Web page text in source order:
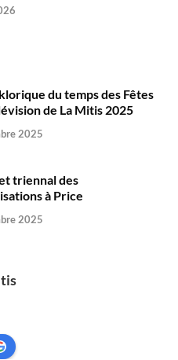
du temps des Fêtes
de La Mitis 2025
2025
triennal des
à Price
2025